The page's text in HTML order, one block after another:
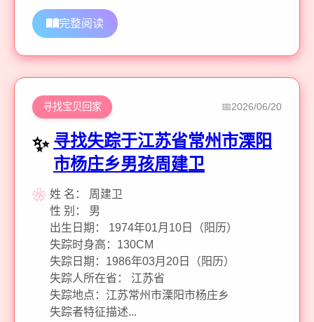
完整阅读
寻找宝贝回家 2026/06/20
寻找失踪于江苏省常州市溧阳
市杨庄乡男孩周建卫
姓 名： 周建卫
性 别： 男
出生日期： 1974年01月10日（阳历）
失踪时身高：130CM
失踪日期：1986年03月20日（阳历）
失踪人所在省： 江苏省
失踪地点：江苏常州市溧阳市杨庄乡
失踪者特征描述...